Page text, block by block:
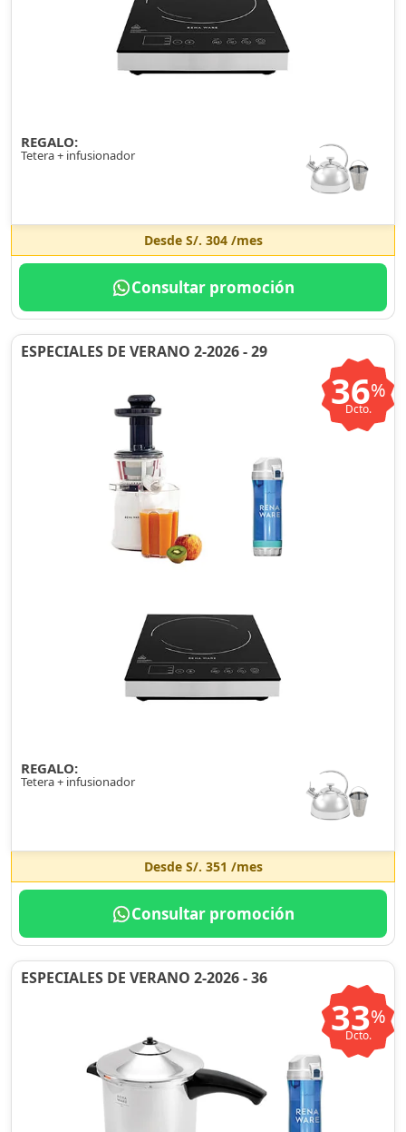
REGALO:
Tetera + infusionador
Desde S/. 304/mes
Consultar promoción
ESPECIALES DE VERANO 2-2026 - 29
36%
Dcto.
REGALO:
Tetera + infusionador
Desde S/. 351 /mes
Consultar promoción
ESPECIALES DE VERANO 2-2026 - 36
33%
Dcto.